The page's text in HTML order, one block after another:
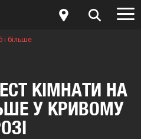
і більше
КІМНАТИ НА
У КРИВОМУ